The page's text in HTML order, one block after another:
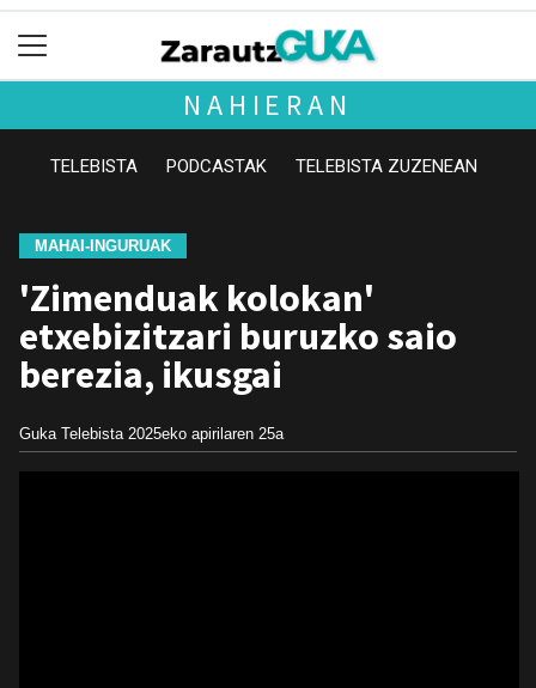
NAHIERAN
TELEBISTA PODCASTAK TELEBISTA ZUZENEAN
MAHAI-INGURUAK
'Zimenduak kolokan'
etxebizitzari buruzko saio
berezia, ikusgai
Guka Telebista 2025eko apirilaren 25a